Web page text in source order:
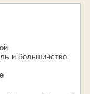
и большинство